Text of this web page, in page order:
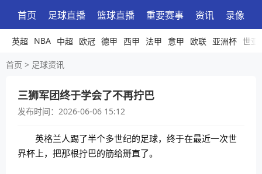
首页 足球直播 篮球直播 重要赛事 资讯 录像
英超 NBA 中超 欧冠 德甲 西甲 法甲 意甲 欧联 亚洲杯 世亚
首页 > 足球资讯
三狮军团终于学会了不再拧巴
发布时间： 2026-06-06 15:12
英格兰人踢了半个多世纪的足球，终于在最近一次世
界杯上，把那根拧巴的筋给掰直了。